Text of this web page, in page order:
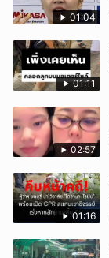
01:04
01:11
02:57
01:16